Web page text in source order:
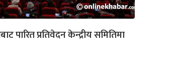
पारित प्रतिवेदन केन्द्रीय समितिमा